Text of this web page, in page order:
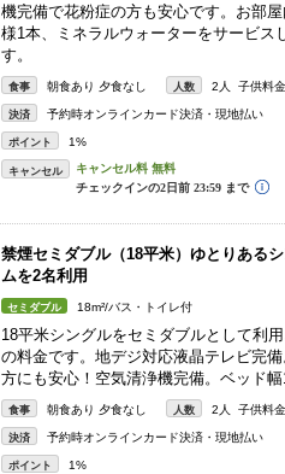
機完備で花粉症の方も安心です。お部
様1本、ミネラルウォーターをサービス
す。
食事 朝食あり 夕食なし 人数 2人 子供料
決済 予約時オンラインカード決済・現地払い
ポイント 1%
キャンセル
禁煙セミダブル（18平米）ゆとりある
ムを2名利用
セミダブル 18m²/バス・トイレ付
18平米シングルをセミダブルとして利
の料金です。地デジ対応液晶テレビ完
方にも安心！空気清浄機完備。ベッド幅
食事 朝食あり 夕食なし 人数 2人 子供料
決済 予約時オンラインカード決済・現地払い
ポイント 1%